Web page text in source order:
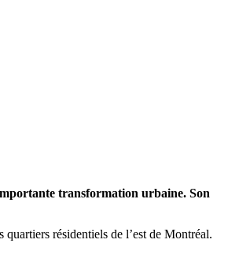
transformation urbaine. Son
résidentiels de l’est de Montréal.